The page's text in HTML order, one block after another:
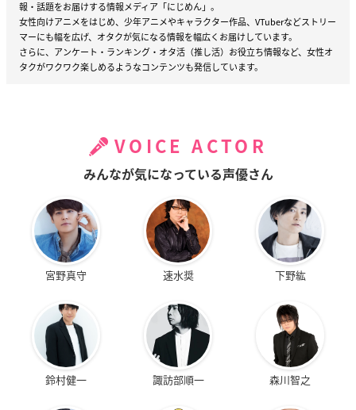
報・話題をお届けする情報メディア「にじめん」。
女性向けアニメをはじめ、少年アニメやキャラクター作品、VTuberなどストリー
マーにも幅を広げ、オタクが気になる情報を幅広くお届けしています。
さらに、アンケート・ランキング・オタ活（推し活）お役立ち情報など、女性オ
タクがワクワク楽しめるようなコンテンツも発信しています。
VOICE ACTOR
みんなが気になっている声優さん
宮野真守 速水奨 下野紘
鈴村健一 諏訪部順一 森川智之